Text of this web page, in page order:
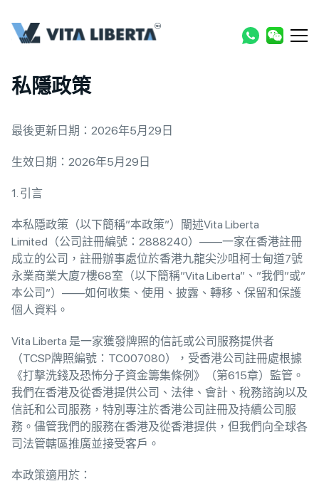
私隱政策
最後更新日期：2026年5月29日
生效日期：2026年5月29日
1. 引言
本私隱政策（以下簡稱”本政策”）闡述Vita Liberta
Limited（公司註冊編號：2888240）——一家在香港註冊
成立的公司，註冊辦事處位於香港九龍尖沙咀柯士甸道7號
永業商業大廈7樓68室（以下簡稱”Vita Liberta”、”我們”或”
本公司”）——如何收集、使用、披露、轉移、保留和保護
個人資料。
Vita Liberta 是一家獲發牌照的信託或公司服務提供者
（TCSP牌照編號：TC007080），受香港公司註冊處根據
《打擊洗錢及恐怖分子資金籌集條例》（第615章）監管。
我們在香港及從香港提供公司、法律、會計、稅務諮詢以及
信託和公司服務，特別專注於香港公司註冊及持續公司服
務。儘管我們的服務在香港及從香港提供，但我們向全球各
司法管轄區推廣並接受客戶。
本政策適用於：